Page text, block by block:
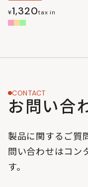
¥1,320tax in
CONTACT
お問い合
製品に関するご質
問い合わせはコン
す。